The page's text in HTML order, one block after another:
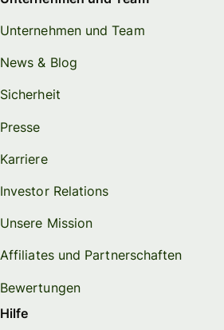
Unternehmen und Team
News & Blog
Sicherheit
Presse
Karriere
Investor Relations
Unsere Mission
Affiliates und Partnerschaften
Bewertungen
Hilfe